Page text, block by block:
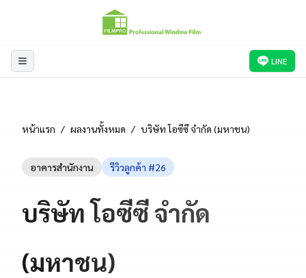
LINE
หน้าแรก / ผลงานทั้งหมด / บริษัท โอซีซี จำกัด (มหาชน)
อาคารสำนักงาน รีวิวลูกค้า #26
บริษัท โอซีซี จำกัด
(มหาชน)